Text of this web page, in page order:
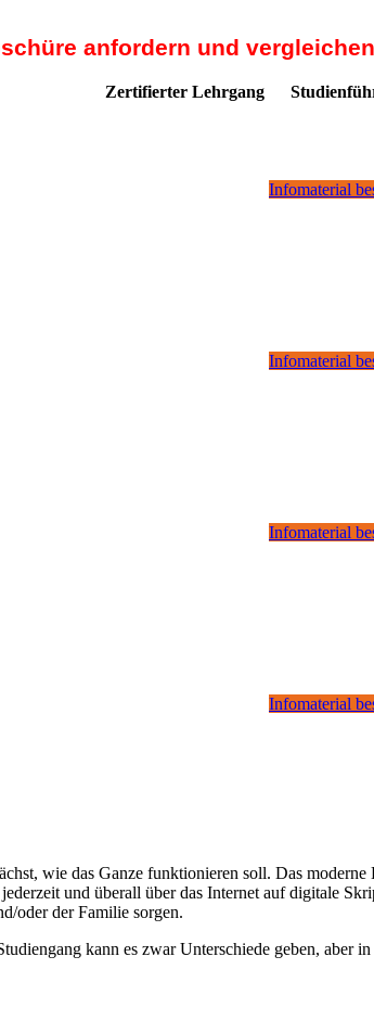
anfordern und
Zertifierter Lehrgang
Infomaterial
Infomaterial
Infomaterial
Infomaterial
wie das Ganze funktionieren soll. Das
und überall über das Internet auf digitale
oder der Familie sorgen.
kann es zwar Unterschiede geben, aber